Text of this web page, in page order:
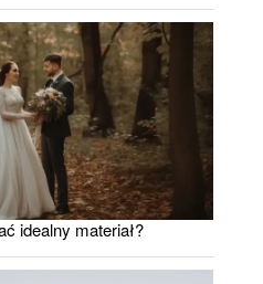
idealny materiał?